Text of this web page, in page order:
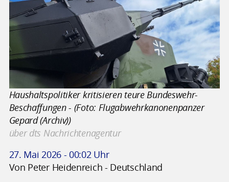
Haushaltspolitiker kritisieren teure Bundeswehr-
Beschaffungen - (Foto: Flugabwehrkanonenpanzer
Gepard (Archiv))
über dts Nachrichtenagentur
27. Mai 2026 - 00:02 Uhr
Von Peter Heidenreich - Deutschland